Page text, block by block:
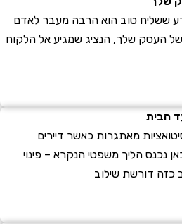
טוב הוא הרבה מעבר לאדם
שלך, הנציג שמגיע אל הלקוח
מאתגרות כאשר דיירים
הליך משפטי הנקרא – פינוי
שילוב